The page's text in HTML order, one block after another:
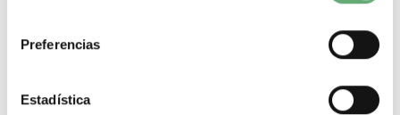
Preferencias
Estadística
LVCT00202S | 200 A PowerLogic Transformador de corriente
componente
nominal200 A